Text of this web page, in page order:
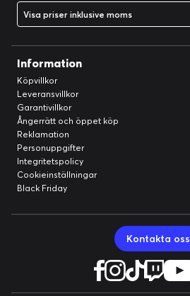
Visa priser inklusive moms
Information
Köpvillkor
Leveransvillkor
Garantivillkor
Ångerrätt och öppet köp
Reklamation
Personuppgifter
Integritetspolicy
Cookieinställningar
Black Friday
Kontakta oss